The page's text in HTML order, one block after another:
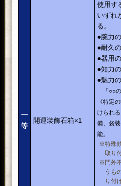
一
等
開運装飾石箱×1
使用す
いずれ
る。
●腕力
●耐久
●器用
●知力
●魅力
「○○の
《特定
けられ
備、袋
能。
※特殊
取り
※門外
うも
り付